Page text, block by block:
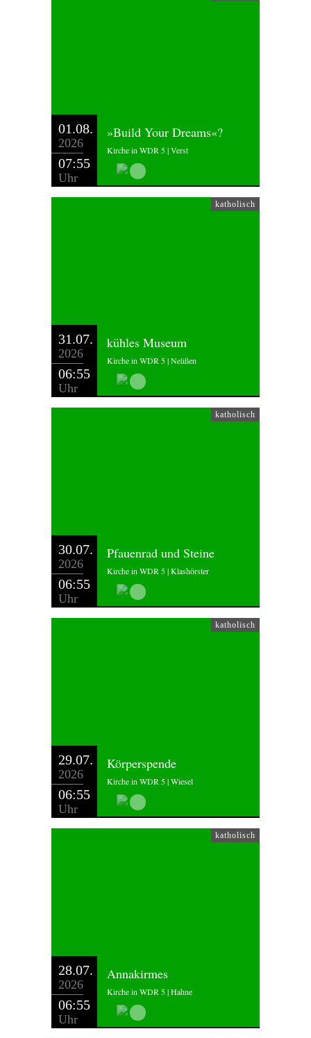
01.08.
2026
07:55
Uhr
»Build Your Dreams«?
Kirche in WDR 5 | Verst
katholisch
31.07.
2026
06:55
Uhr
kühles Museum
Kirche in WDR 5 | Nelißen
katholisch
30.07.
2026
06:55
Uhr
Pfauenrad und Steine
Kirche in WDR 5 | Klashörster
katholisch
29.07.
2026
06:55
Uhr
Körperspende
Kirche in WDR 5 | Wiesel
katholisch
28.07.
2026
06:55
Uhr
Annakirmes
Kirche in WDR 5 | Hahne